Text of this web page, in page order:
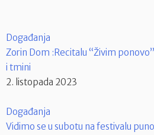
Događanja
Zorin Dom :Recitalu “Živim
i tmini
2. listopada 2023
Događanja
Vidimo se u subotu na festivalu